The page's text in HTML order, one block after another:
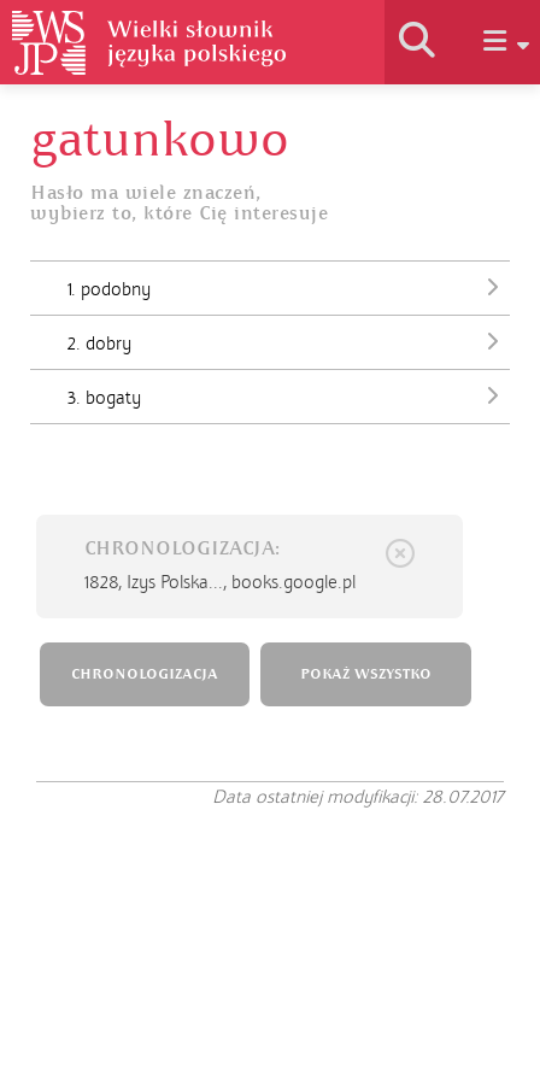
Historia słownika
Jak korzystać
gatunkowo
Hasło ma wiele znaczeń,
wybierz to, które Cię interesuje
1. podobny
2. dobry
3. bogaty
CHRONOLOGIZACJA:
1828, Izys Polska..., books.google.pl
CHRONOLOGIZACJA POKAŻ WSZYSTKO
Data ostatniej modyfikacji: 28.07.2017